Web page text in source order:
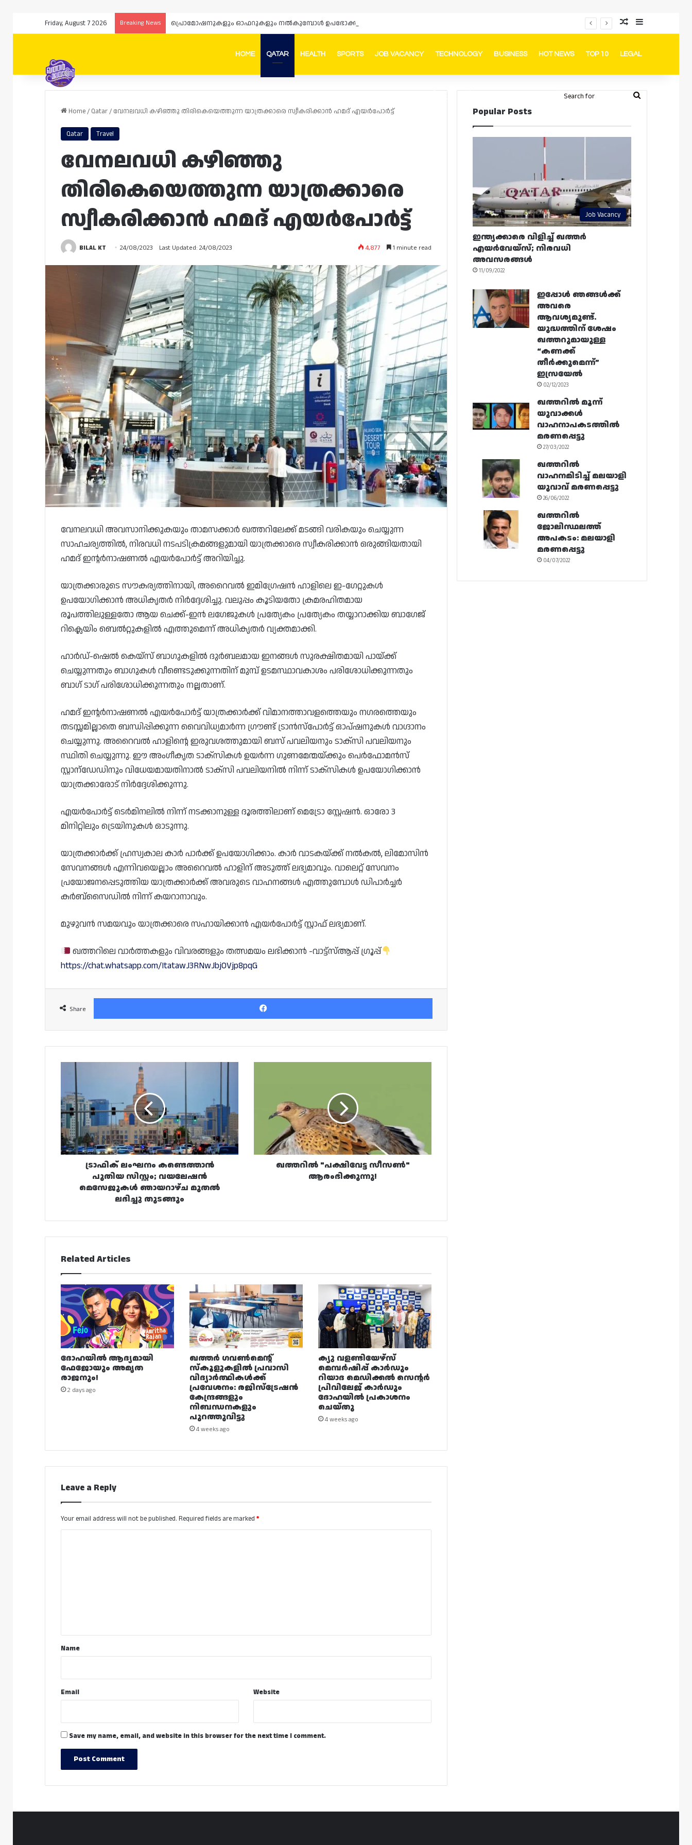
Friday, August 7 2026 Breaking News Random Article
Sidebar
HOME QATAR HEALTH SPORTS JOB VACANCY TECHNOLOGY BUSINESS HOT NEWS TOP 10 LEGAL
FacebookInstagram
Telegram
Whatsapp Random Article
Switch skin
Search
Home/ Qatar/വേനലവധി കഴിഞ്ഞു തിരികെയെത്തുന്ന യാത്രക്കാരെ സ്വീകരിക്കാൻ ഹമദ് എയർപോർട്ട്
Qatar Travel
വേനലവധി കഴിഞ്ഞു
തിരികെയെത്തുന്ന യാത്രക്കാരെ
സ്വീകരിക്കാൻ ഹമദ് എയർപോർട്ട്
BILAL KT 24/08/2023 Last Updated: 24/08/2023 4,877 1 minute read
വേനലവധി അവസാനിക്കുകയും താമസക്കാർ ഖത്തറിലേക്ക് മടങ്ങി വരികയും ചെയ്യുന്ന
സാഹചര്യത്തിൽ, നിരവധി നടപടിക്രമങ്ങളുമായി യാത്രക്കാരെ സ്വീകരിക്കാൻ ഒരുങ്ങിയതായി
ഹമദ് ഇന്റർനാഷണൽ എയർപോർട്ട് അറിയിച്ചു.
യാത്രക്കാരുടെ സൗകര്യത്തിനായി, അറൈവൽ ഇമിഗ്രേഷൻ ഹാളിലെ ഇ-ഗേറ്റുകൾ
ഉപയോഗിക്കാൻ അധികൃതർ നിർദ്ദേശിച്ചു. വലുപ്പം കൂടിയതോ ക്രമരഹിതമായ
രൂപത്തിലുള്ളതോ ആയ ചെക്ക്-ഇൻ ലഗേജുകൾ പ്രത്യേകം പ്രത്യേകം തയ്യാറാക്കിയ ബാഗേജ്
റിക്ലെയിം ബെൽറ്റുകളിൽ എത്തുമെന്ന് അധികൃതർ വ്യക്തമാക്കി.
ഹാർഡ്-ഷെൽ കെയ്‌സ് ബാഗുകളിൽ ദുർബലമായ ഇനങ്ങൾ സുരക്ഷിതമായി പായ്ക്ക്
ചെയ്യുന്നതും ബാഗുകൾ വീണ്ടെടുക്കുന്നതിന് മുമ്പ് ഉടമസ്ഥാവകാശം പരിശോധിക്കുന്നതും
ബാഗ് ടാഗ് പരിശോധിക്കുന്നതും നല്ലതാണ്.
ഹമദ് ഇന്റർനാഷണൽ എയർപോർട്ട് യാത്രക്കാർക്ക് വിമാനത്താവളത്തെയും നഗരത്തെയും
തടസ്സമില്ലാതെ ബന്ധിപ്പിക്കുന്ന വൈവിധ്യമാർന്ന ഗ്രൗണ്ട് ട്രാൻസ്പോർട്ട് ഓപ്ഷനുകൾ വാഗ്ദാനം
ചെയ്യുന്നു. അറൈവൽ ഹാളിന്റെ ഇരുവശത്തുമായി ബസ് പവലിയനും ടാക്സി പവലിയനും
സ്ഥിതി ചെയ്യുന്നു. ഈ അംഗീകൃത ടാക്സികൾ ഉയർന്ന ഗുണമേന്മയ്ക്കും പെർഫോമൻസ്
സ്റ്റാന്ഡേഡിനും വിധേയമായതിനാൽ ടാക്‌സി പവലിയനിൽ നിന്ന് ടാക്‌സികൾ ഉപയോഗിക്കാൻ
യാത്രക്കാരോട് നിർദ്ദേശിക്കുന്നു.
എയർപോർട്ട് ടെർമിനലിൽ നിന്ന് നടക്കാനുള്ള ദൂരത്തിലാണ് മെട്രോ സ്റ്റേഷൻ. ഓരോ 3
മിനിറ്റിലും ട്രെയിനുകൾ ഓടുന്നു.
യാത്രക്കാർക്ക് ഹ്രസ്വകാല കാർ പാർക്ക് ഉപയോഗിക്കാം. കാർ വാടകയ്‌ക്ക് നൽകൽ, ലിമോസിൻ
സേവനങ്ങൾ എന്നിവയെല്ലാം അറൈവൽ ഹാളിന് അടുത്ത് ലഭ്യമാവും. വാലെറ്റ് സേവനം
പ്രയോജനപ്പെടുത്തിയ യാത്രക്കാർക്ക് അവരുടെ വാഹനങ്ങൾ എത്തുമ്പോൾ ഡിപാർച്ചർ
കർബ്സൈഡിൽ നിന്ന് കയറാനാവും.
മുഴുവൻ സമയവും യാത്രക്കാരെ സഹായിക്കാൻ എയർപോർട്ട് സ്റ്റാഫ് ലഭ്യമാണ്.
ഖത്തറിലെ വാർത്തകളും വിവരങ്ങളും തത്സമയം ലഭിക്കാൻ -വാട്ട്സ്ആപ്പ് ഗ്രൂപ്പ്
https://chat.whatsapp.com/ItatawJ3RNwJbjOVjp8pqG
Share
Facebook
ട്രാഫിക്
ലംഘനം
കണ്ടെത്താൻ
പുതിയ
സിസ്റ്റം;
വയലേഷൻ
മെസേജുകൾ
ഞായറാഴ്ച
മുതൽ
ട്രാഫിക് ലംഘനം കണ്ടെത്താൻ
പുതിയ സിസ്റ്റം; വയലേഷൻ
മെസേജുകൾ ഞായറാഴ്ച മുതൽ
ലഭിച്ചു തുടങ്ങും
ഖത്തറിൽ "പക്ഷിവേട്ട സീസൺ"
ആരംഭിക്കുന്നു!
Related Articles
ദോഹയിൽ ആദ്യമായി
ഫേജോയും അമൃത
രാജനും!
2 days ago
ഖത്തർ ഗവൺമെന്റ്
സ്കൂളുകളിൽ പ്രവാസി
വിദ്യാർത്ഥികൾക്ക്
പ്രവേശനം: രജിസ്ട്രേഷൻ
കേന്ദ്രങ്ങളും
നിബന്ധനകളും
പുറത്തുവിട്ടു
4 weeks ago
ക്യു വളണ്ടിയേഴ്‌സ്
മെമ്പർഷിപ്പ് കാർഡും
റിയാദ മെഡിക്കൽ സെന്റർ
പ്രിവിലേജ് കാർഡും
ദോഹയിൽ പ്രകാശനം
ചെയ്തു
4 weeks ago
Leave a Reply
Your email address will not be published. Required fields are marked *
*Name
Email Website
Save my name, email, and website in this browser for the next time I comment.
Popular Posts
Job Vacancy
ഇന്ത്യക്കാരെ വിളിച്ച് ഖത്തർ
എയർവേയ്‌സ്; നിരവധി
അവസരങ്ങൾ
11/09/2022
ഇപ്പോൾ ഞങ്ങൾക്ക്
അവരെ
ആവശ്യമുണ്ട്.
യുദ്ധത്തിന് ശേഷം
ഖത്തറുമായുള്ള
“കണക്ക്
തീർക്കുമെന്ന്”
ഇസ്രയേൽ
02/12/2023
ഖത്തറിൽ മൂന്ന്
യുവാക്കൾ
വാഹനാപകടത്തിൽ
മരണപ്പെട്ടു
27/03/2022
ഖത്തറിൽ
വാഹനമിടിച്ച് മലയാളി
യുവാവ് മരണപ്പെട്ടു
26/06/2022
ഖത്തറിൽ
ജോലിസ്ഥലത്ത്
അപകടം: മലയാളി
മരണപ്പെട്ടു
04/07/2022